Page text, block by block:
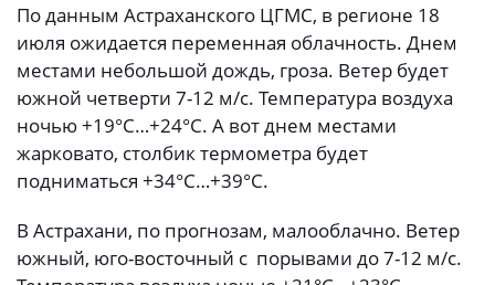
По данным Астраханского ЦГМС, в регионе 18
июля ожидается переменная облачность. Днем
местами небольшой дождь, гроза. Ветер будет
южной четверти 7-12 м/с. Температура воздуха
ночью +19°С…+24°С. А вот днем местами
жарковато, столбик термометра будет
подниматься +34°С…+39°С.
В Астрахани, по прогнозам, малооблачно. Ветер
южный, юго-восточный с порывами до 7-12 м/с.